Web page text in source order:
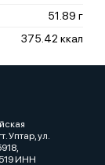
51.89 г
375.42 ккал
Уптар, ул.
ИНН